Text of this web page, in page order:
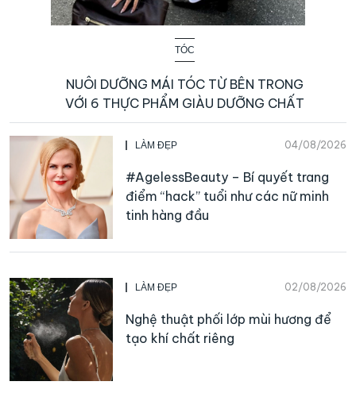
TÓC
NUÔI DƯỠNG MÁI TÓC TỪ BÊN TRONG
VỚI 6 THỰC PHẨM GIÀU DƯỠNG CHẤT
LÀM ĐẸP 04/08/2026
#AgelessBeauty – Bí quyết trang
điểm “hack” tuổi như các nữ minh
tinh hàng đầu
LÀM ĐẸP 02/08/2026
Nghệ thuật phối lớp mùi hương để
tạo khí chất riêng